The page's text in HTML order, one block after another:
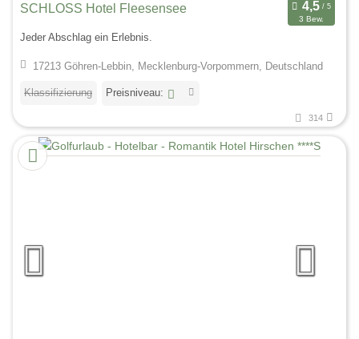
SCHLOSS Hotel Fleesensee
3 Bew.
Jeder Abschlag ein Erlebnis.
17213 Göhren-Lebbin, Mecklenburg-Vorpommern, Deutschland
Klassifizierung Preisniveau:
314